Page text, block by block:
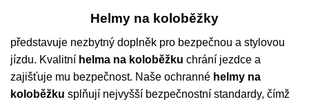
Helmy na koloběžky
představuje nezbytný doplněk pro bezpečnou a stylovou
jízdu. Kvalitní helma na koloběžku chrání jezdce a
zajišťuje mu bezpečnost. Naše ochranné helmy na
koloběžku splňují nejvyšší bezpečnostní standardy, čímž